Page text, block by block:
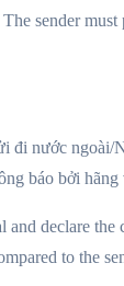
sender
đi nước
báo bởi hãng
declare
to the